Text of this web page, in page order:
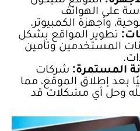
على الهواتف
وأجهزة الكمبيوتر.
تطوير المواقع بشكل
المستخدمين وتأمين
المستمرة: شركات
بعد إطلاق الموقع، مما
وحل أي مشكلات قد